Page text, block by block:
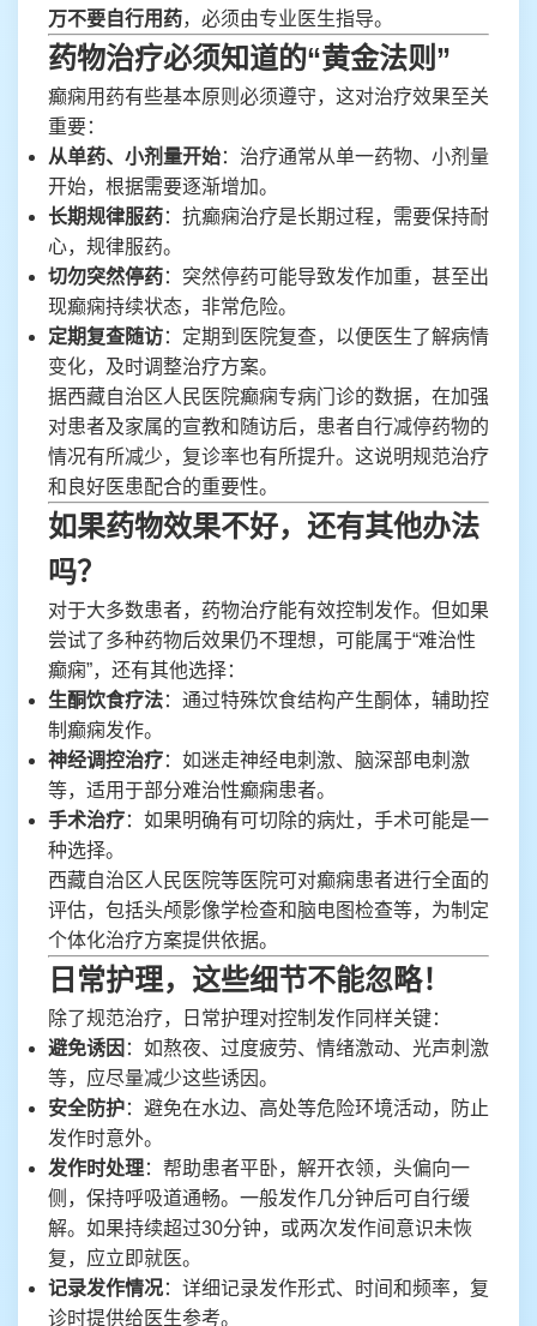
万不要自行用药，必须由专业医生指导。
药物治疗必须知道的“黄金法则”
癫痫用药有些基本原则必须遵守，这对治疗效果至关
重要：
从单药、小剂量开始：治疗通常从单一药物、小剂量
开始，根据需要逐渐增加。
长期规律服药：抗癫痫治疗是长期过程，需要保持耐
心，规律服药。
切勿突然停药：突然停药可能导致发作加重，甚至出
现癫痫持续状态，非常危险。
定期复查随访：定期到医院复查，以便医生了解病情
变化，及时调整治疗方案。
据西藏自治区人民医院癫痫专病门诊的数据，在加强
对患者及家属的宣教和随访后，患者自行减停药物的
情况有所减少，复诊率也有所提升。这说明规范治疗
和良好医患配合的重要性。
如果药物效果不好，还有其他办法
吗？
对于大多数患者，药物治疗能有效控制发作。但如果
尝试了多种药物后效果仍不理想，可能属于“难治性
癫痫”，还有其他选择：
生酮饮食疗法：通过特殊饮食结构产生酮体，辅助控
制癫痫发作。
神经调控治疗：如迷走神经电刺激、脑深部电刺激
等，适用于部分难治性癫痫患者。
手术治疗：如果明确有可切除的病灶，手术可能是一
种选择。
西藏自治区人民医院等医院可对癫痫患者进行全面的
评估，包括头颅影像学检查和脑电图检查等，为制定
个体化治疗方案提供依据。
日常护理，这些细节不能忽略！
除了规范治疗，日常护理对控制发作同样关键：
避免诱因 ：如熬夜、过度疲劳、情绪激动、光声刺激
等，应尽量减少这些诱因。
安全防护：避免在水边、高处等危险环境活动，防止
发作时意外。
发作时处理：帮助患者平卧，解开衣领，头偏向一
侧，保持呼吸道通畅。一般发作几分钟后可自行缓
解。如果持续超过30分钟，或两次发作间意识未恢
复，应立即就医。
记录发作情况：详细记录发作形式、时间和频率，复
诊时提供给医生参考。